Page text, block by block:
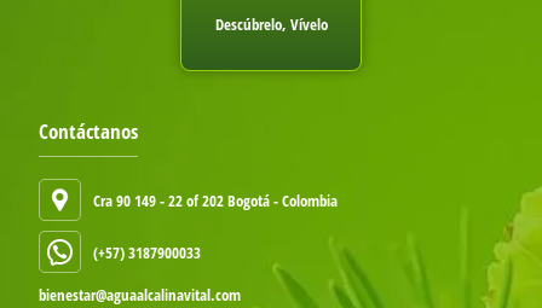
Descúbrelo, Vívelo
Contáctanos
Cra 90 149 - 22 of 202 Bogotá - Colombia
(+57) 3187900033
bienestar@aguaalcalinavital.com